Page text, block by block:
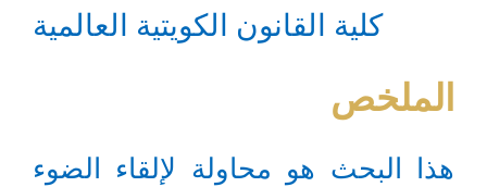
كلية القانون الكويتية العالمية
الملخص
هذا البحث هو محاولة لإلقاء الضوء